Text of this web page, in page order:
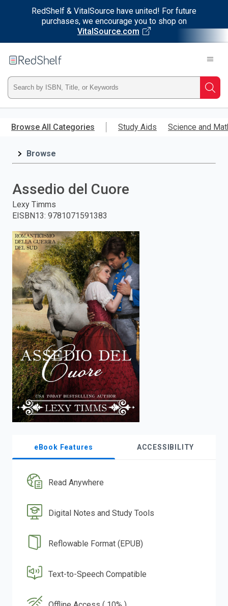
RedShelf & VitalSource have united! For future
purchases, we encourage you to shop on
VitalSource.com
main
RedShelf
Type
ISBN,
Title,
and
press
enter
to
search.
Browse All Categories Study Aids Science and
Browse
Assedio del Cuore
Lexy Timms
EISBN13: 9781071591383
eBook Features ACCESSIBILITY
Read Anywhere
Digital Notes and Study Tools
Reflowable Format (EPUB)
Text-to-Speech Compatible